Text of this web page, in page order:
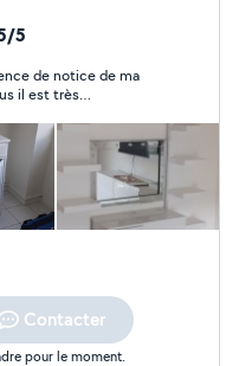
5
de notice de ma
il est très
Contacter
pour le moment.